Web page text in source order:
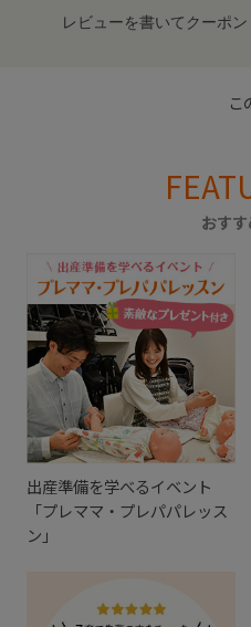
レビューを書いてクーポ
こ
おす
出産準備を学べるイベント
「プレママ・プレパパレッス
ン」